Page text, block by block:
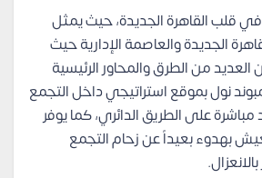
قلب القاهرة الجديدة، حيث يمثل
الجديدة والعاصمة الإدارية حيث
العديد من الطرق والمحاور الرئيسية
نول بموقع استراتيجي داخل التجمع
على الطريق الدائري، كما يوفر
بهدوء بعيداً عن زحام التجمع